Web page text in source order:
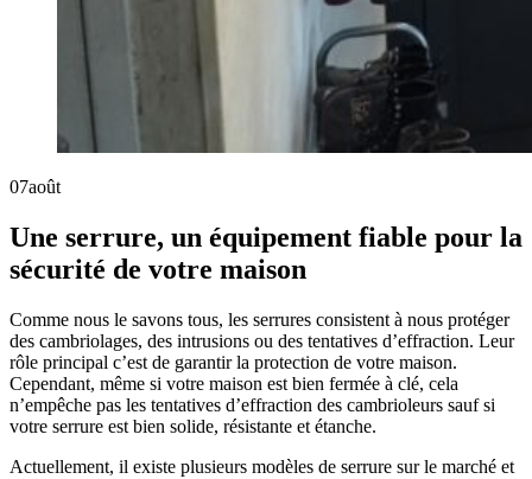
07août
Une serrure, un équipement fiable pour la
sécurité de votre maison
Comme nous le savons tous, les serrures consistent à nous protéger
des cambriolages, des intrusions ou des tentatives d’effraction. Leur
rôle principal c’est de garantir la protection de votre maison.
Cependant, même si votre maison est bien fermée à clé, cela
n’empêche pas les tentatives d’effraction des cambrioleurs sauf si
votre serrure est bien solide, résistante et étanche.
Actuellement, il existe plusieurs modèles de serrure sur le marché et